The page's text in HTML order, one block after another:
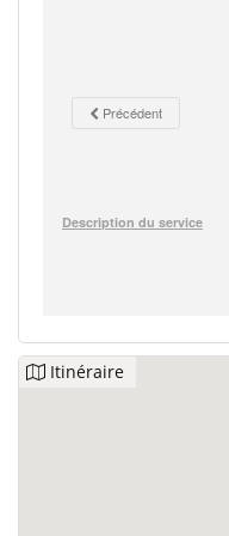
Itinéraire